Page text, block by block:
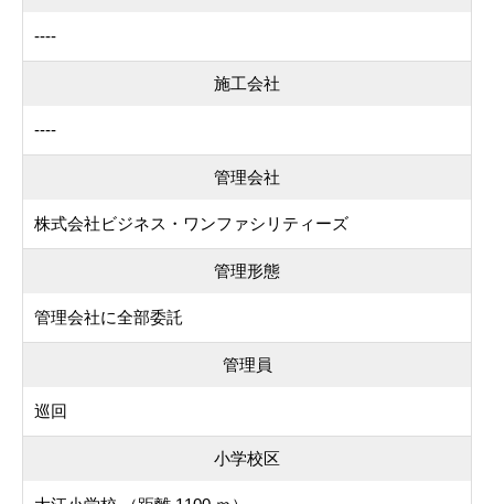
----
施工会社
----
管理会社
株式会社ビジネス・ワンファシリティーズ
管理形態
管理会社に全部委託
管理員
巡回
小学校区